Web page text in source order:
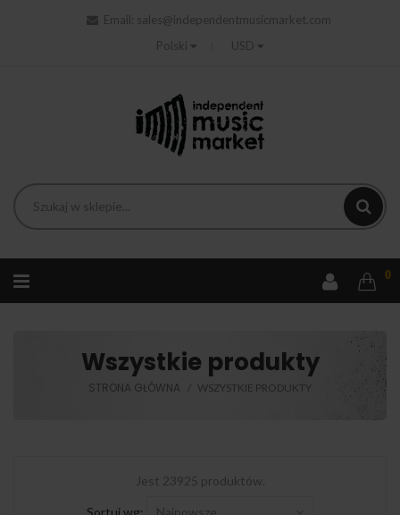
Email:
sales@independentmusicmarket.com
Polski
USD
0
Wszystkie produkty
STRONA GŁÓWNA WSZYSTKIE PRODUKTY
Jest 23925 produktów.
Sortuj wg: Najnowsze